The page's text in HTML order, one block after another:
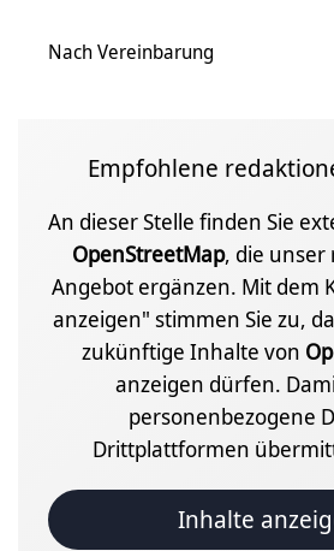
Nach Vereinbarung
Empfohlene
An dieser Stelle finden Sie
OpenStreetMap, die unser
Angebot ergänzen. Mit dem
anzeigen" stimmen Sie zu,
zukünftige Inhalte von
anzeigen dürfen.
personenbezogene
Drittplattformen
Inhalte